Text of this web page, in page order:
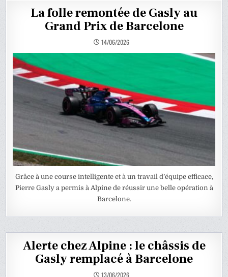
La folle remontée de Gasly au
Grand Prix de Barcelone
14/06/2026
Grâce à une course intelligente et à un travail d’équipe efficace,
Pierre Gasly a permis à Alpine de réussir une belle opération à
Barcelone.
Alerte chez Alpine : le châssis de
Gasly remplacé à Barcelone
13/06/2026